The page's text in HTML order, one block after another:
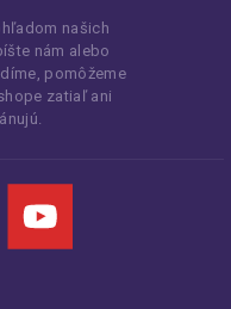
našich
nám alebo
pomôžeme
zatiaľ ani
YouTube